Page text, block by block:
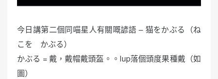
今日講第二個同喵星人有關嘅諺語 – 猫をかぶる（ね
こを かぶる）
かぶる = 戴，戴帽戴頭盔。。lup落個頭度果種戴（如
圖）